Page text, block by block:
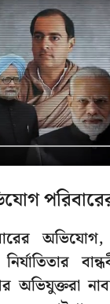
অভিযুক্তরা